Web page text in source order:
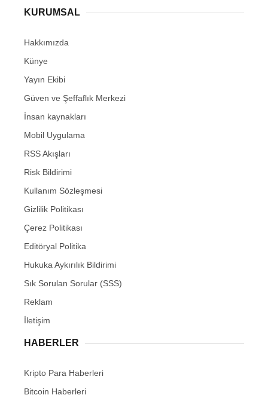
KURUMSAL
Hakkımızda
Künye
Yayın Ekibi
Güven ve Şeffaflık Merkezi
İnsan kaynakları
Mobil Uygulama
RSS Akışları
Risk Bildirimi
Kullanım Sözleşmesi
Gizlilik Politikası
Çerez Politikası
Editöryal Politika
Hukuka Aykırılık Bildirimi
Sık Sorulan Sorular (SSS)
Reklam
İletişim
HABERLER
Kripto Para Haberleri
Bitcoin Haberleri